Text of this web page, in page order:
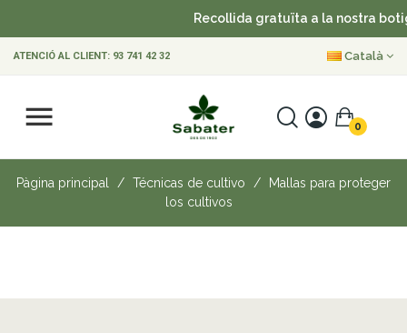
Recollida gratuïta a la nostra
ATENCIÓ AL CLIENT: 93 741 42 32 Català
0
Pàgina principal Técnicas de cultivo
Mallas para proteger
los cultivos